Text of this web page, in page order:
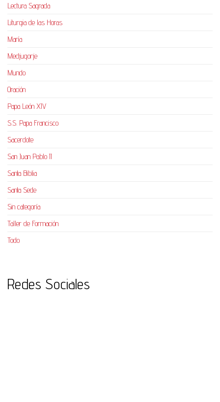
Lectura Sagrada
Liturgia de las Horas
María
Medjugorje
Mundo
Oración
Papa León XIV
S.S. Papa Francisco
Sacerdote
San Juan Pablo II
Santa Biblia
Santa Sede
Sin categoría
Taller de Formación
Todo
Redes Sociales